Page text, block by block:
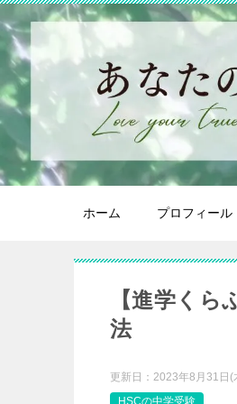
ホーム プロフィール
【進学く
法
更新日： 2023年8月31日(
HSCの中学受験